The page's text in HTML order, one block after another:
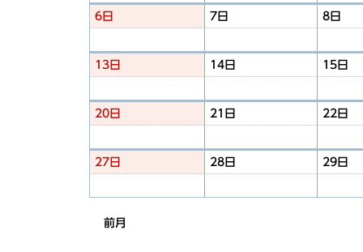
6日 7日 8日
13日 14日 15日
20日 21日 22日
27日 28日 29日
前月